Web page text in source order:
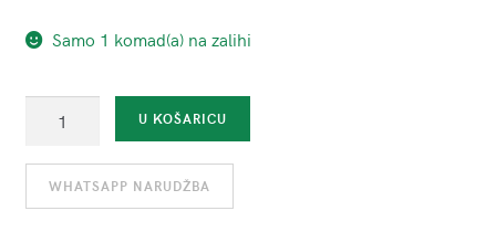
Samo 1 komad(a) na zalihi
tanga
gaćicama
U KOŠARICU
WHATSAPP NARUDŽBA